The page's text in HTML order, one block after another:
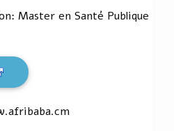
Master en Santé Publique